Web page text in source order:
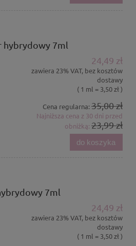
hybrydowy 7ml
24,49 zł
zawiera 23% VAT, bez kosztów
dostawy
( 1 ml = 3,50 zł )
Cena regularna: 35,00 zł
Najniższa cena z 30 dni przed
obniżką: 23,99 zł
do koszyka
7ml
24,49 zł
zawiera 23% VAT, bez kosztów
dostawy
( 1 ml = 3,50 zł )